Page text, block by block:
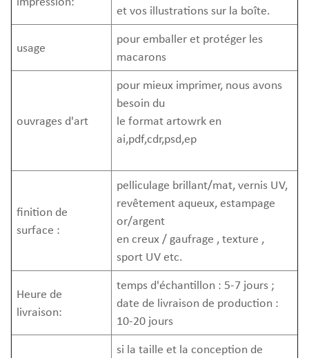
et vos illustrations sur la boîte.
usage
pour emballer et protéger les
macarons
ouvrages d'art
pour mieux imprimer, nous avons
besoin du
le format artowrk en
ai,pdf,cdr,psd,ep
finition de
surface :
pelliculage brillant/mat, vernis UV,
revêtement aqueux, estampage
or/argent
en creux / gaufrage , texture ,
sport UV etc.
Heure de
livraison:
temps d'échantillon : 5-7 jours ;
date de livraison de production :
10-20 jours
si la taille et la conception de